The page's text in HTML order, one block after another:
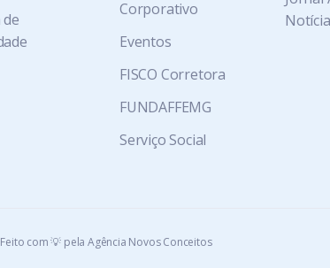
Corporativo
Eventos
FISCO Corretora
FUNDAFFEMG
Serviço Social
Feito com 💡 pela Agência Novos Conceitos